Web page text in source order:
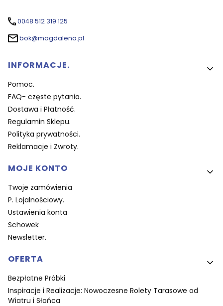
0048 512 319 125
bok@magdalena.pl
Linki w stopce
INFORMACJE.
Pomoc.
FAQ- częste pytania.
Dostawa i Płatność.
Regulamin Sklepu.
Polityka prywatności.
Reklamacje i Zwroty.
MOJE KONTO
Twoje zamówienia
P. Lojalnościowy.
Ustawienia konta
Schowek
Newsletter.
OFERTA
Bezpłatne Próbki
Inspiracje i Realizacje: Nowoczesne Rolety Tarasowe od
Wiatru i Słońca